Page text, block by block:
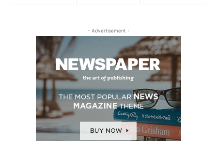
- Advertisement -